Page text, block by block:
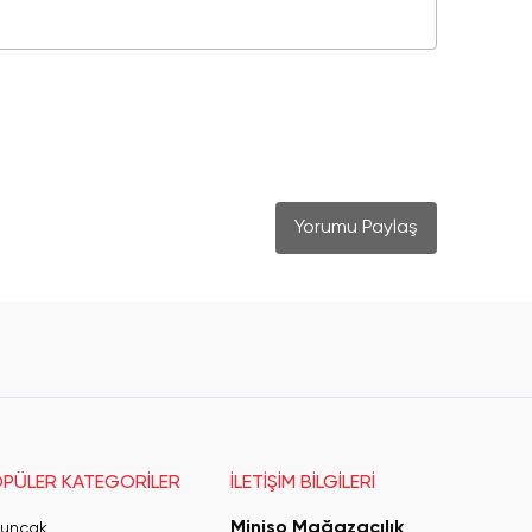
Yorumu Paylaş
KATEGORİLER İLETİŞİM BİLGİLERİ